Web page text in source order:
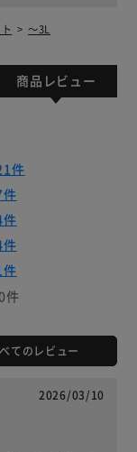
～3L
商品レビュー
件
件
件
件
件
0件
てのレビュー
2026/03/10